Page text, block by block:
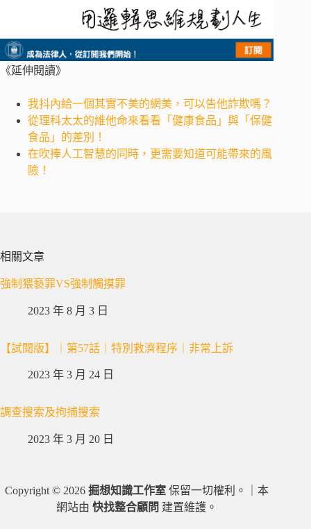
《延伸閱讀》
我抖內給一個其實不美的網美，可以告他詐欺嗎？
從理科太太的維他命來看看「健康食品」與「保健
食品」的差別！
在吹捧人工智慧的同時，更需要知道可能帶來的風
險！
相關文章
強制猥褻罪VS強制觸摸罪
2023 年 8 月 3 日
【試閱版】｜第57話｜特別救濟程序｜非常上訴
2023 年 3 月 24 日
調查搜索及拘捕搜索
2023 年 3 月 20 日
Copyright © 2026掘想知識工作室 保留一切權利。｜本
網站由快找整合顧問 建置維護。